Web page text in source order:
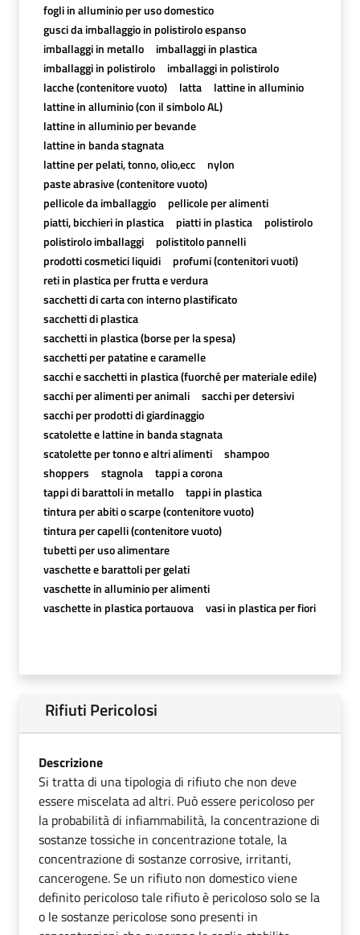
fogli in alluminio per uso domestico
gusci da imballaggio in polistirolo espanso
imballaggi in metallo
imballaggi in plastica
imballaggi in polistirolo
imballaggi in polistirolo
lacche (contenitore vuoto)
latta
lattine in alluminio
lattine in alluminio (con il simbolo AL)
lattine in alluminio per bevande
lattine in banda stagnata
lattine per pelati, tonno, olio,ecc
nylon
paste abrasive (contenitore vuoto)
pellicole da imballaggio
pellicole per alimenti
piatti, bicchieri in plastica
piatti in plastica
polistirolo
polistirolo imballaggi
polistitolo pannelli
prodotti cosmetici liquidi
profumi (contenitori vuoti)
reti in plastica per frutta e verdura
sacchetti di carta con interno plastificato
sacchetti di plastica
sacchetti in plastica (borse per la spesa)
sacchetti per patatine e caramelle
sacchi e sacchetti in plastica (fuorché per materiale edile)
sacchi per alimenti per animali
sacchi per detersivi
sacchi per prodotti di giardinaggio
scatolette e lattine in banda stagnata
scatolette per tonno e altri alimenti
shampoo
shoppers
stagnola
tappi a corona
tappi di barattoli in metallo
tappi in plastica
tintura per abiti o scarpe (contenitore vuoto)
tintura per capelli (contenitore vuoto)
tubetti per uso alimentare
vaschette e barattoli per gelati
vaschette in alluminio per alimenti
vaschette in plastica portauova
vasi in plastica per fiori
Rifiuti Pericolosi
Descrizione
Si tratta di una tipologia di rifiuto che non deve
essere miscelata ad altri. Può essere pericoloso per
la probabilità di infiammabilità, la concentrazione di
sostanze tossiche in concentrazione totale, la
concentrazione di sostanze corrosive, irritanti,
cancerogene. Se un rifiuto non domestico viene
definito pericoloso tale rifiuto è pericoloso solo se la
o le sostanze pericolose sono presenti in